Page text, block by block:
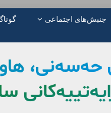
جنبش‌های اجتماعی
ساڵی ٢٧١٨ دەستبەسەر